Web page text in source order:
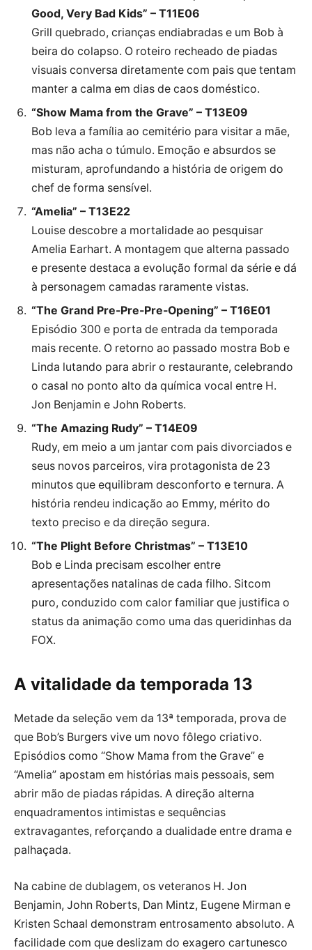
Good, Very Bad Kids” – T11E06
Grill quebrado, crianças endiabradas e um Bob à
beira do colapso. O roteiro recheado de piadas
visuais conversa diretamente com pais que tentam
manter a calma em dias de caos doméstico.
“Show Mama from the Grave” – T13E09
Bob leva a família ao cemitério para visitar a mãe,
mas não acha o túmulo. Emoção e absurdos se
misturam, aprofundando a história de origem do
chef de forma sensível.
“Amelia” – T13E22
Louise descobre a mortalidade ao pesquisar
Amelia Earhart. A montagem que alterna passado
e presente destaca a evolução formal da série e dá
à personagem camadas raramente vistas.
“The Grand Pre-Pre-Pre-Opening” – T16E01
Episódio 300 e porta de entrada da temporada
mais recente. O retorno ao passado mostra Bob e
Linda lutando para abrir o restaurante, celebrando
o casal no ponto alto da química vocal entre H.
Jon Benjamin e John Roberts.
“The Amazing Rudy” – T14E09
Rudy, em meio a um jantar com pais divorciados e
seus novos parceiros, vira protagonista de 23
minutos que equilibram desconforto e ternura. A
história rendeu indicação ao Emmy, mérito do
texto preciso e da direção segura.
“The Plight Before Christmas” – T13E10
Bob e Linda precisam escolher entre
apresentações natalinas de cada filho. Sitcom
puro, conduzido com calor familiar que justifica o
status da animação como uma das queridinhas da
FOX.
A vitalidade da temporada 13
Metade da seleção vem da 13ª temporada, prova de
que Bob’s Burgers vive um novo fôlego criativo.
Episódios como “Show Mama from the Grave” e
“Amelia” apostam em histórias mais pessoais, sem
abrir mão de piadas rápidas. A direção alterna
enquadramentos intimistas e sequências
extravagantes, reforçando a dualidade entre drama e
palhaçada.
Na cabine de dublagem, os veteranos H. Jon
Benjamin, John Roberts, Dan Mintz, Eugene Mirman e
Kristen Schaal demonstram entrosamento absoluto. A
facilidade com que deslizam do exagero cartunesco